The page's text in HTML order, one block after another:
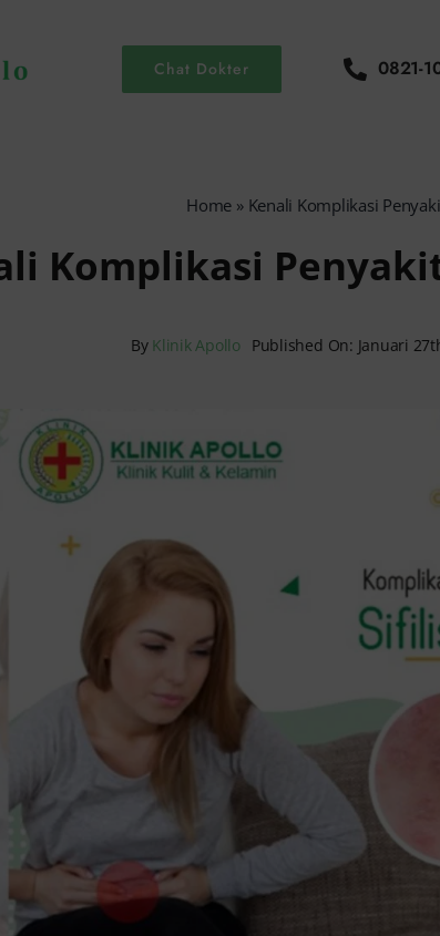
Chat Dokter 0821-
Home » Kenali Komplikasi
Komplikasi
By Klinik Apollo Published On: Januari